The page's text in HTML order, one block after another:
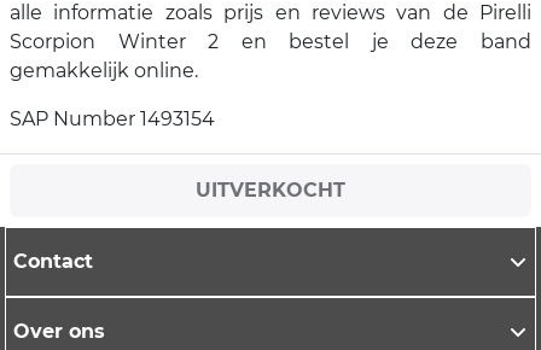
alle informatie zoals prijs en reviews van de Pirelli
Scorpion Winter 2 en bestel je deze band
gemakkelijk online.
SAP Number 1493154
UITVERKOCHT
Contact
Over ons